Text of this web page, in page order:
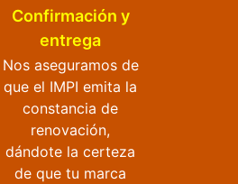
Confirmación y
entrega
Nos aseguramos de
que el IMPI emita la
constancia de
renovación,
dándote la certeza
de que tu marca